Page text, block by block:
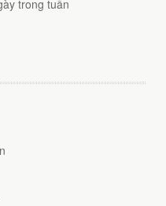
trong tuần